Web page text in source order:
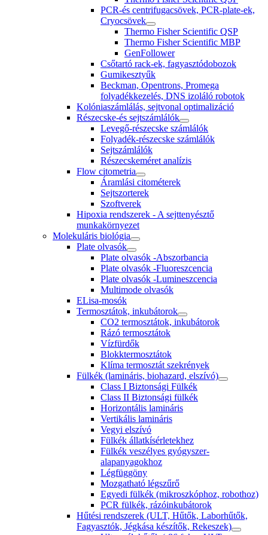
PCR-és centrifugacsövek, PCR-plate-ek,
Cryocsövek
Thermo Fisher Scientific QSP
Thermo Fisher Scientific MBP
GenFollower
Csőtartó rack-ek, fagyasztódobozok
Gumikesztyűk
Beckman, Opentrons, Promega
folyadékkezelés, DNS izoláló robotok
Kolóniaszámlálás, sejtvonal optimalizáció
Részecske-és sejtszámlálók
Levegő-részecske számlálók
Folyadék-részecske számlálók
Sejtszámlálók
Részecskeméret analízis
Flow citometria
Áramlási citométerek
Sejtszorterek
Szoftverek
Hipoxia rendszerek - A sejttenyésztő
munkakörnyezet
Molekuláris biológia
Plate olvasók
Plate olvasók -Abszorbancia
Plate olvasók -Fluoreszcencia
Plate olvasók -Lumineszcencia
Multimode olvasók
ELisa-mosók
Termosztátok, inkubátorok
CO2 termosztátok, inkubátorok
Rázó termosztátok
Vízfürdők
Blokktermosztátok
Klíma termosztát szekrények
Fülkék (lamináris, biohazard, elszívó)
Class I Biztonsági Fülkék
Class II Biztonsági fülkék
Horizontális lamináris
Vertikális lamináris
Vegyi elszívó
Fülkék állatkísérletekhez
Fülkék veszélyes gyógyszer-
alapanyagokhoz
Légfüggöny
Mozgatható légszűrő
Egyedi fülkék (mikroszkóphoz, robothoz)
PCR fülkék, rázóinkubátorok
Hűtési rendszerek (ULT, Hűtők, Laborhűtők,
Fagyasztók, Jégkása készítők, Rekeszek)